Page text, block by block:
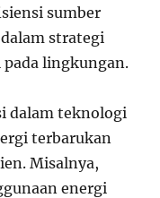
sumber
strategi
pada lingkungan.
dalam teknologi
terbarukan
Misalnya,
energi